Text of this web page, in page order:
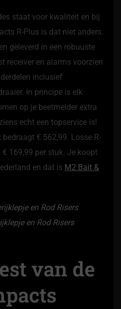
staat voor kwaliteit en bij
R-Plus is dat niet anders.
geleverd in een robuuste
receiver en alarms voorzien
inclusief
In principe is elk
op je beetmelder extra
echt een topservice is!
€ 562,99. Losse R-
169,99 per stuk. Je koopt
en dat is M2 Bait &
en Rod Risers
van de